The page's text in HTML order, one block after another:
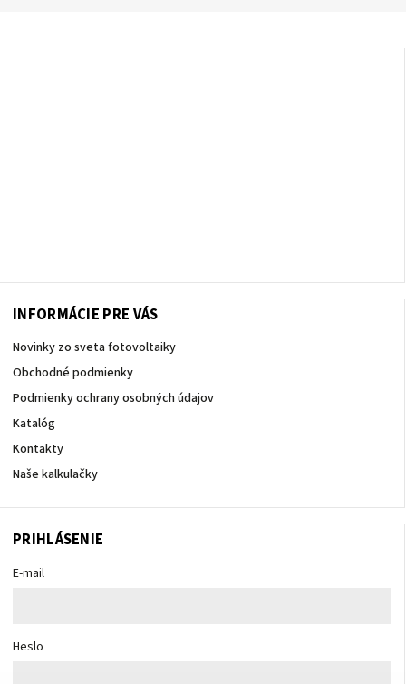
INFORMÁCIE PRE VÁS
Novinky zo sveta fotovoltaiky
Obchodné podmienky
Podmienky ochrany osobných údajov
Katalóg
Kontakty
Naše kalkulačky
PRIHLÁSENIE
E-mail
Heslo